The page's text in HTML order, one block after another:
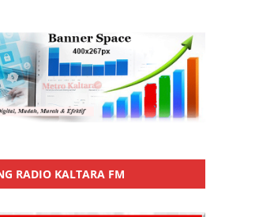
RADIO KALTARA FM